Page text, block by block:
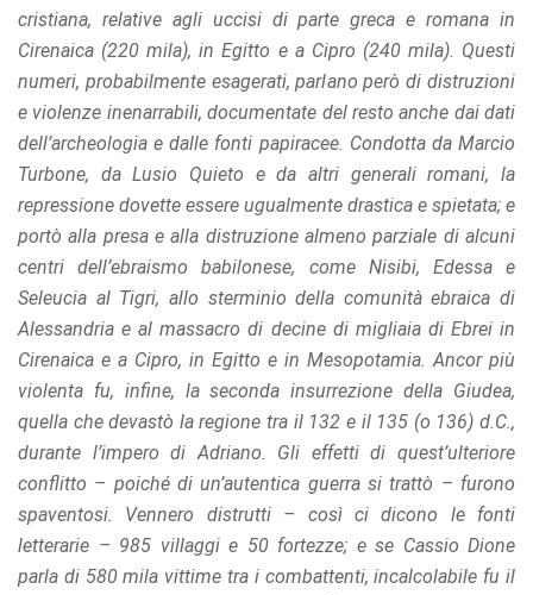
cristiana, relative agli uccisi di parte greca e romana in
Cirenaica (220 mila), in Egitto e a Cipro (240 mila). Questi
numeri, probabilmente esagerati, parlano però di distruzioni
e violenze inenarrabili, documentate del resto anche dai dati
dell’archeologia e dalle fonti papiracee. Condotta da Marcio
Turbone, da Lusio Quieto e da altri generali romani, la
repressione dovette essere ugualmente drastica e spietata; e
portò alla presa e alla distruzione almeno parziale di alcuni
centri dell’ebraismo babilonese, come Nisibi, Edessa e
Seleucia al Tigri, allo sterminio della comunità ebraica di
Alessandria e al massacro di decine di migliaia di Ebrei in
Cirenaica e a Cipro, in Egitto e in Mesopotamia. Ancor più
violenta fu, infine, la seconda insurrezione della Giudea,
quella che devastò la regione tra il 132 e il 135 (o 136) d.C.,
durante l’impero di Adriano. Gli effetti di quest’ulteriore
conflitto – poiché di un’autentica guerra si trattò – furono
spaventosi. Vennero distrutti – così ci dicono le fonti
letterarie – 985 villaggi e 50 fortezze; e se Cassio Dione
parla di 580 mila vittime tra i combattenti, incalcolabile fu il